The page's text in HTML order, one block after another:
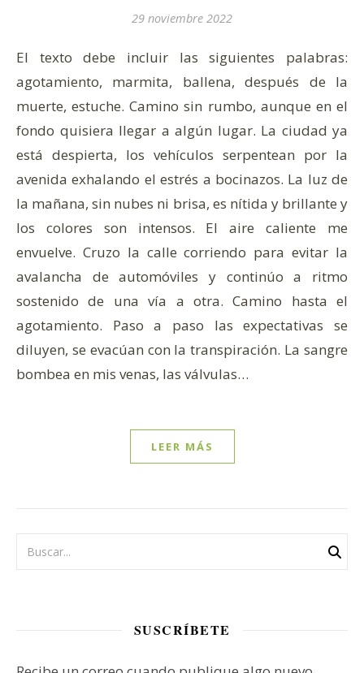
29 noviembre 2022
El texto debe incluir las siguientes palabras:
agotamiento, marmita, ballena, después de la
muerte, estuche. Camino sin rumbo, aunque en el
fondo quisiera llegar a algún lugar. La ciudad ya
está despierta, los vehículos serpentean por la
avenida exhalando el estrés a bocinazos. La luz de
la mañana, sin nubes ni brisa, es nítida y brillante y
los colores son intensos. El aire caliente me
envuelve. Cruzo la calle corriendo para evitar la
avalancha de automóviles y continúo a ritmo
sostenido de una vía a otra. Camino hasta el
agotamiento. Paso a paso las expectativas se
diluyen, se evacúan con la transpiración. La sangre
bombea en mis venas, las válvulas…
LEER MÁS
SUSCRÍBETE